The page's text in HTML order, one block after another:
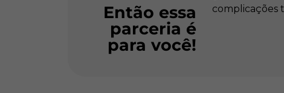
Então essa
parceria é
para você!
complicações